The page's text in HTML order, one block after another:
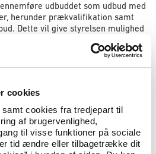
cookies
cookies fra tredjepart til
af brugervenlighed,
til visse funktioner på sociale
tid ændre eller tilbagetrække dit
udbuddet som udbud med
herunder prækvalifikation samt
Dette vil give styrelsen mulighed
ved en såkaldt kaskademodel,
og en sekundær leverandør. På
blive foretaget ved den primære
udfordringer med leverancer, vil
leverandør. Med denne model
for, at de rette tolke er til stede